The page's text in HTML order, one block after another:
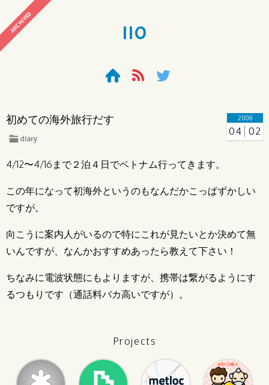
ARCHIVED 110
2008
04 02
初めての海外旅行だす
diary
4/12〜4/16まで２泊４日でベトナム行ってきます。
この年になって初海外というのもなんだかこっぱずかしい
ですが。
向こうに案内人がいるので特にこれが見たいとか決めて無
いんですが、なんかおすすめあったら教えて下さい！
ちなみに電波状態にもよりますが、携帯は繋がるようにす
るつもりです（通話料バカ高いですが）。
Projects